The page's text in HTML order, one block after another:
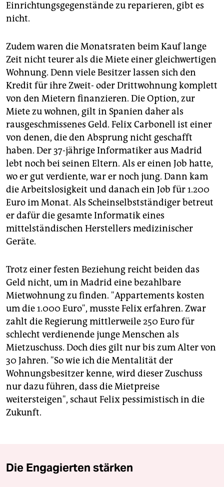
Einrichtungsgegenstände zu reparieren, gibt es
nicht.
Zudem waren die Monatsraten beim Kauf lange
Zeit nicht teurer als die Miete einer gleichwertigen
Wohnung. Denn viele Besitzer lassen sich den
Kredit für ihre Zweit- oder Drittwohnung komplett
von den Mietern finanzieren. Die Option, zur
Miete zu wohnen, gilt in Spanien daher als
rausgeschmissenes Geld. Felix Carbonell ist einer
von denen, die den Absprung nicht geschafft
haben. Der 37-jährige Informatiker aus Madrid
lebt noch bei seinen Eltern. Als er einen Job hatte,
wo er gut verdiente, war er noch jung. Dann kam
die Arbeitslosigkeit und danach ein Job für 1.200
Euro im Monat. Als Scheinselbstständiger betreut
er dafür die gesamte Informatik eines
mittelständischen Herstellers medizinischer
Geräte.
Trotz einer festen Beziehung reicht beiden das
Geld nicht, um in Madrid eine bezahlbare
Mietwohnung zu finden. "Appartements kosten
um die 1.000 Euro", musste Felix erfahren. Zwar
zahlt die Regierung mittlerweile 250 Euro für
schlecht verdienende junge Menschen als
Mietzuschuss. Doch dies gilt nur bis zum Alter von
30 Jahren. "So wie ich die Mentalität der
Wohnungsbesitzer kenne, wird dieser Zuschuss
nur dazu führen, dass die Mietpreise
weitersteigen", schaut Felix pessimistisch in die
Zukunft.
Die Engagierten stärken